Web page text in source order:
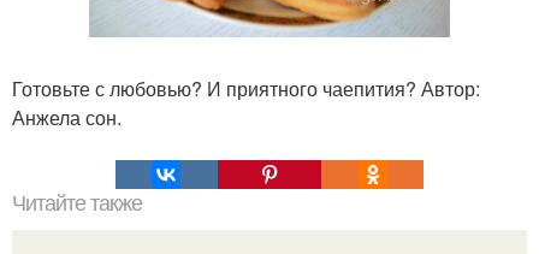
Готовьте с любовью? И приятного чаепития? Автор:
Анжела сон.
Читайте также